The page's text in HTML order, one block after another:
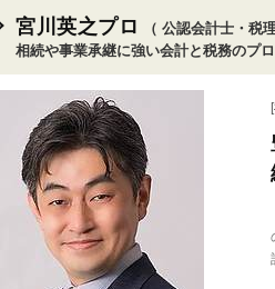
宮川英之プロ
（ 公認会計士・税
相続や事業承継に強い会計と税務のプロ
[